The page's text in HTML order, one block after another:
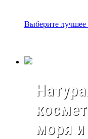
Выберите лучшее
моря